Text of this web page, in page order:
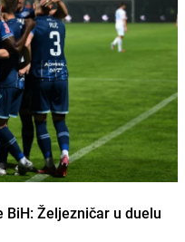
BiH: Željezničar u duelu